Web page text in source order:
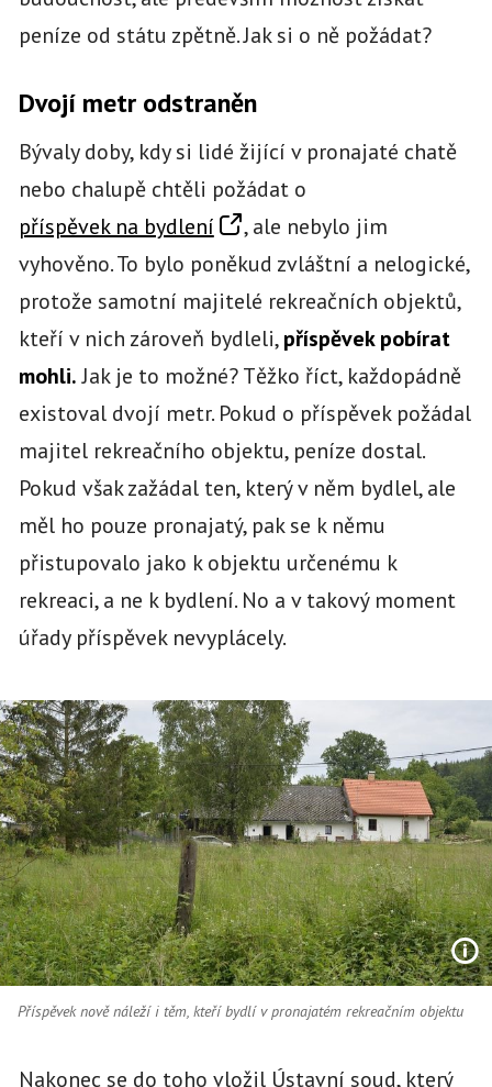
peníze od státu zpětně. Jak si o ně požádat?
Dvojí metr odstraněn
Bývaly doby, kdy si lidé žijící v pronajaté chatě
nebo chalupě chtěli požádat o
příspěvek na bydlení
, ale nebylo jim
vyhověno. To bylo poněkud zvláštní a nelogické,
protože samotní majitelé rekreačních objektů,
kteří v nich zároveň bydleli,příspěvek pobírat
mohli.Jak je to možné? Těžko říct, každopádně
existoval dvojí metr. Pokud o příspěvek požádal
majitel rekreačního objektu, peníze dostal.
Pokud však zažádal ten, který v něm bydlel, ale
měl ho pouze pronajatý, pak se k němu
přistupovalo jako k objektu určenému k
rekreaci, a ne k bydlení. No a v takový moment
úřady příspěvek nevyplácely.
Příspěvek nově náleží i těm, kteří bydlí v pronajatém rekreačním objektu
Nakonec se do toho vložil Ústavní soud, který